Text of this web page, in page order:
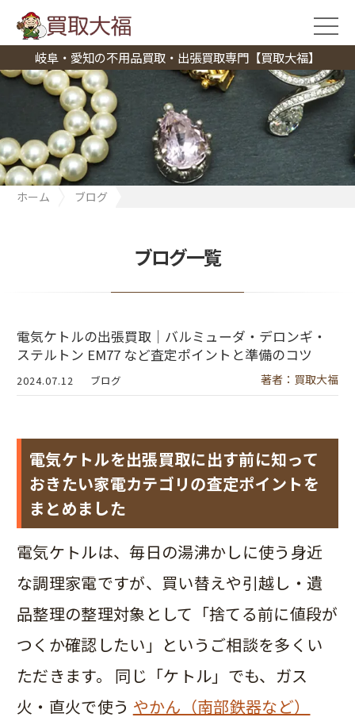
岐阜・愛知の不用品買取・出張買取専門【買取大福】
ホーム
ブログ
ブログ一覧
電気ケトルの出張買取｜バルミューダ・デロンギ・
ステルトン EM77 など査定ポイントと準備のコツ
2024.07.12 ブログ 著者：買取大福
電気ケトルを出張買取に出す前に知って
おきたい家電カテゴリの査定ポイントを
まとめました
電気ケトルは、毎日の湯沸かしに使う身近
な調理家電ですが、買い替えや引越し・遺
品整理の整理対象として「捨てる前に値段が
つくか確認したい」というご相談を多くい
ただきます。 同じ「ケトル」でも、ガス
火・直火で使う やかん（南部鉄器など）